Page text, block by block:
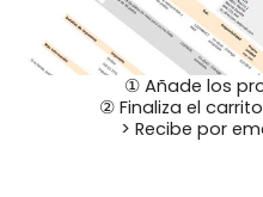
① Añade los
② Finaliza el
> Recibe por